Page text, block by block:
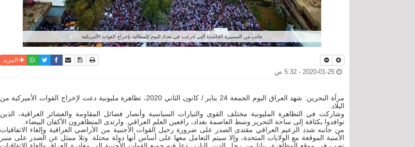
جانب من المسيرة الحاشدة التي خرجت في بغداد اليوم للمطالبة بإخراج القوات الأمريكية
نسخة للطباعة
حفظ الموضوع
أرسل الى صديق
فيسبوكتويترواتسابالمزيد
مرآة البحرين: شهد العراق اليوم الجمعة 24 يناير / كانون الثاني 2020، تظاهرة مليونية دعت لإخراج القوات الأميركية من
البلاد.
وشاركت في التظاهرة المليونية مختلف القوى والتيارات السياسية وأنصار فصائل المقاومة والعشائر العراقية، الذين
توافدوا بكثافة إلى ساحة التحرير وسط العاصمة بغداد، رافعين العلم العراقي. وارتدى المتظاهرون الأكفان البيضاء.
من جانبه شدد الزعيم العراقي مقتدى الصدر على ضرورة رحيل القوات الأجنبية من الأراضي العراقية وإلغاء الاتفاقيات
الأمنية الموقعة مع الولايات المتحدة، وإلا سيتم التعامل معها على أساس أنها دولة محتلة. وتلا ممثل عن الصدر على منبر